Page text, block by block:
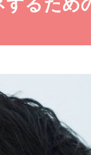
するため